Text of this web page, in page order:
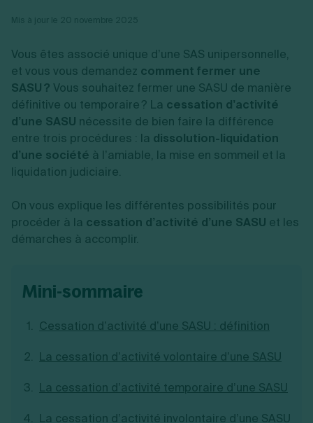
Commerce
Transport
Autres
Ressources
Simulateur de choix de forme juridique
Calcul de charges sociales
Estimation du coût de création
Générateur de mentions légales
Réduction de capital
Gérer son entreprise
Gestion comptable
Approbation des comptes
Dépôt de marque
Recherche d'antériorité
Protection des créations
Confidentialité de l'adresse du dirigeant
Radiation auto entrepreneur
Mise en sommeil
Toutes les modifications
Conseil/finance
Vente en ligne
Services aux entreprises
Construction/travaux
Restauration
Commerce
Transport
Autres
Logiciel de facturation
Logiciel de comptabilité
Bilans et déclarations fiscales
Je souhaite être accompagné
comptable LS Compta
Fiches SARL
Fiches SCI
Fiches auto-entrepreneur
Fiches association
Toutes les fiches sur la création
Autres démarches
Gestion d’entreprise
Fermeture d’entreprise
Recouvrement de factures
Gérer ses salariés
Sélection de fiches pratiques
Création d'entreprise
Création de micro-entreprise
Création d'EURL
Création de SARL
Création de SCI
Aides à la création d’entreprise
Vous êtes associé unique d’une SAS unipersonnelle,
et vous vous demandez comment fermer une
SASU ? Vous souhaitez fermer une SASU de manière
définitive ou temporaire ? La cessation d’activité
d’une SASU nécessite de bien faire la différence
entre trois procédures : la dissolution-liquidation
d’une société à l’amiable, la mise en sommeil et la
liquidation judiciaire.
On vous explique les différentes possibilités pour
procéder à la cessation d’activité d’une SASU et les
démarches à accomplir.
mini-sommaire
Cessation d’activité d’une SASU : définition
La cessation d’activité volontaire d’une SASU
La cessation d’activité temporaire d’une SASU
La cessation d’activité involontaire d’une SASU